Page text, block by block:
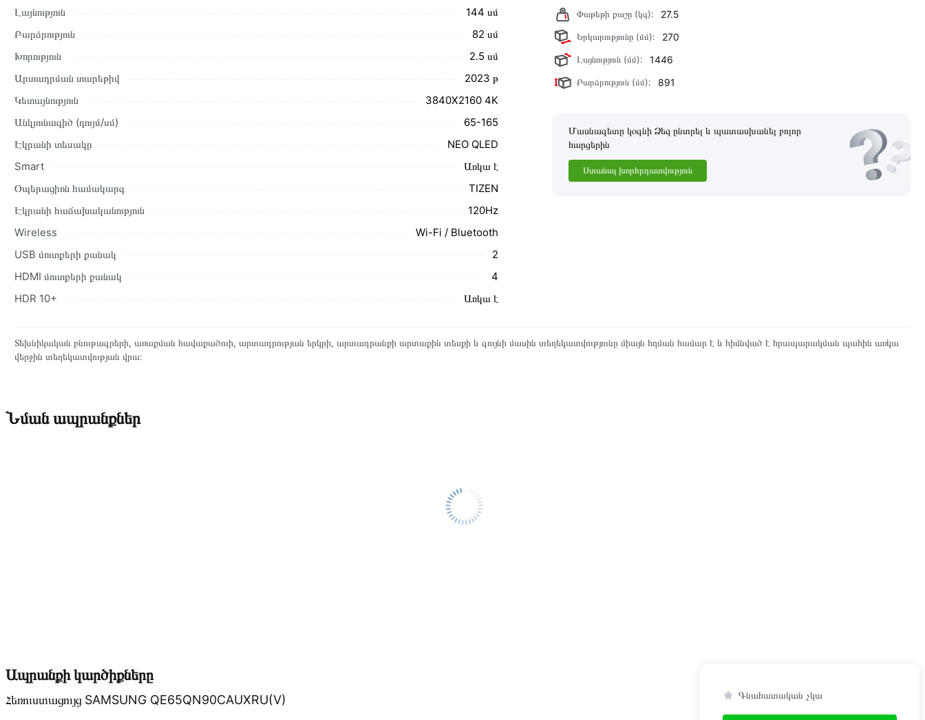
բնութագրերը և կարծիքները:
վերադարձը կատարվում է 14 օրվա ընթացքում:
Լայնություն
144 սմ
Բարձրություն
82 սմ
Խորություն
2․5 սմ
Արտադրման տարեթիվ
2023 թ
Կետայնություն
3840X2160 4K
Անկյունագիծ (դույմ/սմ)
65-165
Էկրանի տեսակը
NEO QLED
Smart
Առկա է
Օպերացիոն համակարգ
TIZEN
Էկրանի հաճախականություն
120Hz
Wireless
Wi-Fi / Bluetooth
USB մուտքերի քանակ
2
HDMI մուտքերի քանակ
4
HDR 10+
Առկա է
Փաթեթի քաշը (կգ): 27.5
Երկարությունը (մմ): 270
Լայնություն (մմ): 1446
Բարձրություն (մմ): 891
Մասնագետը կօգնի Ձեզ ընտրել և պատասխանել բոլոր
հարցերին
Ստանալ խորհրդատվություն
Տեխնիկական բնութագրերի, առաքման հավաքածուի, արտադրության երկրի, արտադրանքի արտաքին տեսքի և գույնի մասին տեղեկատվությունը միայն հղման համար է և հիմնված է հրապարակման պահին առկա
վերջին տեղեկատվության վրա։
Նման ապրանքներ
Ապրանքի կարծիքները
Հեռուստացույց SAMSUNG QE65QN90CAUXRU(V) Գնահատական չկա